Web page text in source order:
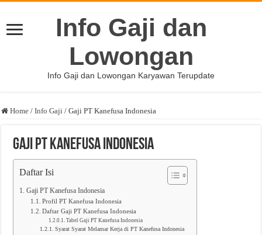
Info Gaji dan
Lowongan
Info Gaji dan Lowongan Karyawan Terupdate
Home / Info Gaji / Gaji PT Kanefusa Indonesia
Gaji PT Kanefusa Indonesia
Daftar Isi
Gaji PT Kanefusa Indonesia
Profil PT Kanefusa Indonesia
Daftar Gaji PT Kanefusa Indonesia
Tabel Gaji PT Kanefusa Indonesia
Syarat Syarat Melamar Kerja di PT Kanefusa Indonesia